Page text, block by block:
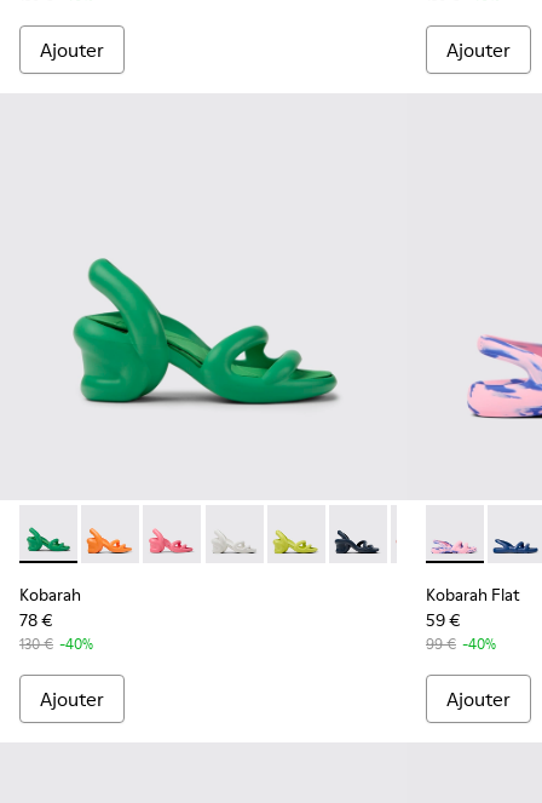
Ajouter Ajouter
Kobarah - K100839-002 - Sandales vertes unisexe
Kobarah - K100839-034 - Sandales synthétiques
Kobarah - K100839-032 - Sandales
Kobarah - K100839-028 - Sandales
Kobarah - K100839-027 -
Kobarah - K100839-
Kobarah -Kobarah -
Kobarah
78 €
130 € -40%
Ajouter
Kobarah
Kobarah Flat
59 €
99 € -40%
Ajouter